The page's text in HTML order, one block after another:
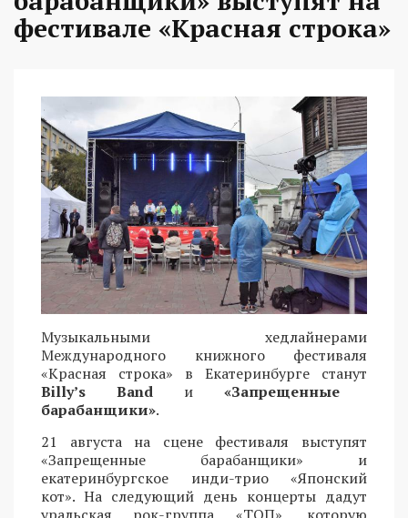
фестивале «Красная строка»
Музыкальными хедлайнерами
Международного книжного фестиваля
«Красная строка» в Екатеринбурге станут
Billy’s Band и «Запрещенные
барабанщики».
21 августа на сцене фестиваля выступят
«Запрещенные барабанщики» и
екатеринбургское инди-трио «Японский
кот». На следующий день концерты дадут